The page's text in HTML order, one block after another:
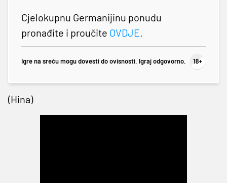
Cjelokupnu Germanijinu ponudu
pronađite i proučite OVDJE.
Igre na sreću mogu dovesti do ovisnosti. Igraj odgovorno.
(Hina)